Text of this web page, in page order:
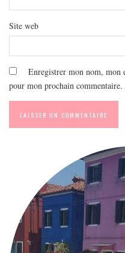
A PROPOS
PARUTIONS ET
Site web
Enregistrer mon nom, mon
pour mon prochain commentaire.